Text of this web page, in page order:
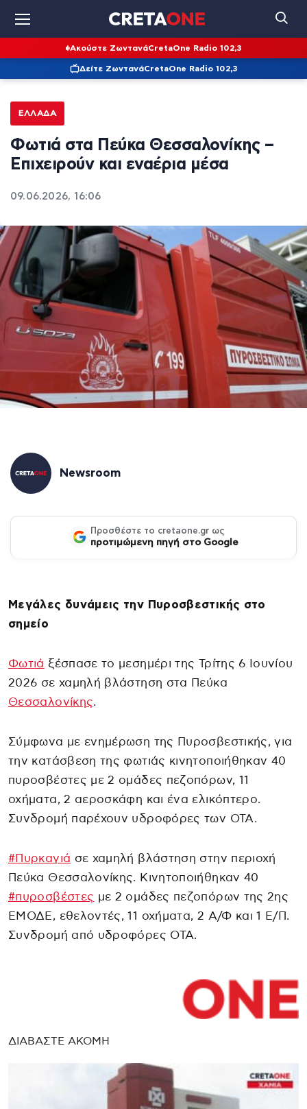
Ακούστε ΖωντανάCretaOne Radio 102,3
Δείτε ΖωντανάCretaOne Radio 102,3
ΕΛΛΆΔΑ
Φωτιά στα Πεύκα Θεσσαλονίκης –
Επιχειρούν και εναέρια μέσα
09.06.2026, 16:06
Newsroom
Προσθέστε το cretaone.gr ως
προτιμώμενη πηγή στο Google
Μεγάλες δυνάμεις την Πυροσβεστικής στο
σημείο
Φωτιά ξέσπασε το μεσημέρι της Τρίτης 6 Ιουνίου
2026 σε χαμηλή βλάστηση στα Πεύκα
Θεσσαλονίκης.
Σύμφωνα με ενημέρωση της Πυροσβεστικής, για
την κατάσβεση της φωτιάς κινητοποιήθηκαν 40
πυροσβέστες με 2 ομάδες πεζοπόρων, 11
οχήματα, 2 αεροσκάφη και ένα ελικόπτερο.
Συνδρομή παρέχουν υδροφόρες των ΟΤΑ.
#Πυρκαγιά σε χαμηλή βλάστηση στην περιοχή
Πεύκα Θεσσαλονίκης. Κινητοποιήθηκαν 40
#πυροσβέστες με 2 ομάδες πεζοπόρων της 2ης
ΕΜΟΔΕ, εθελοντές, 11 οχήματα, 2 Α/Φ και 1 Ε/Π.
Συνδρομή από υδροφόρες ΟΤΑ.
ΔΙΑΒΑΣΤΕ ΑΚΟΜΗ